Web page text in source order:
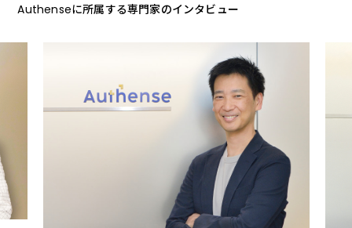
Authenseに所属する専門家のインタビュー